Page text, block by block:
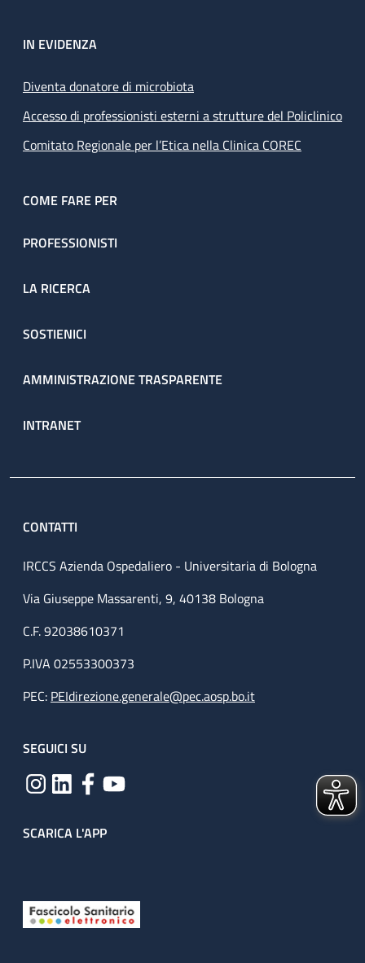
IN EVIDENZA
Diventa donatore di microbiota
Accesso di professionisti esterni a strutture del Policlinico
Comitato Regionale per l’Etica nella Clinica COREC
COME FARE PER
PROFESSIONISTI
LA RICERCA
SOSTIENICI
AMMINISTRAZIONE TRASPARENTE
INTRANET
CONTATTI
IRCCS Azienda Ospedaliero - Universitaria di Bologna
Via Giuseppe Massarenti, 9, 40138 Bologna
C.F. 92038610371
P.IVA 02553300373
PEC: PEIdirezione.generale@pec.aosp.bo.it
SEGUICI SU
SCARICA L'APP